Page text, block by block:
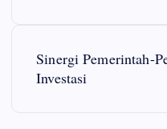
Sinergi Pemerintah-
Investasi